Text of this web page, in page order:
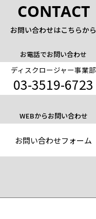
CONTACT
お問い合わせはこちらから
お電話でお問い合わせ
ディスクロージャー事業部
03-3519-6723
WEBからお問い合わせ
お問い合わせフォーム